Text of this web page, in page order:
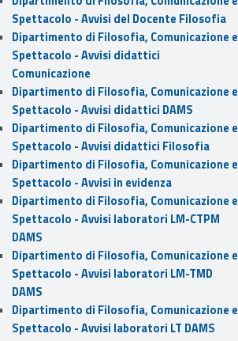
Spettacolo - Avvisi del Docente Filosofia
Dipartimento di Filosofia, Comunicazione e
Spettacolo - Avvisi didattici
Comunicazione
Dipartimento di Filosofia, Comunicazione e
Spettacolo - Avvisi didattici DAMS
Dipartimento di Filosofia, Comunicazione e
Spettacolo - Avvisi didattici Filosofia
Dipartimento di Filosofia, Comunicazione e
Spettacolo - Avvisi in evidenza
Dipartimento di Filosofia, Comunicazione e
Spettacolo - Avvisi laboratori LM-CTPM
DAMS
Dipartimento di Filosofia, Comunicazione e
Spettacolo - Avvisi laboratori LM-TMD
DAMS
Dipartimento di Filosofia, Comunicazione e
Spettacolo - Avvisi laboratori LT DAMS